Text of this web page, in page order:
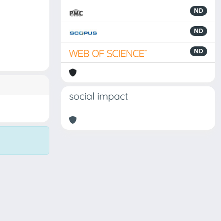
ND
ND
ND
social impact